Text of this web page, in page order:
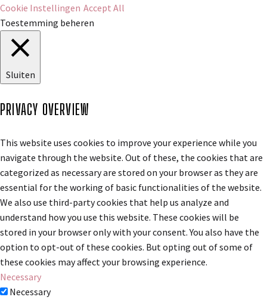
Cookie Instellingen Accept All
Toestemming beheren
Sluiten
PRIVACY OVERVIEW
This website uses cookies to improve your experience while you
navigate through the website. Out of these, the cookies that are
categorized as necessary are stored on your browser as they are
essential for the working of basic functionalities of the website.
We also use third-party cookies that help us analyze and
understand how you use this website. These cookies will be
stored in your browser only with your consent. You also have the
option to opt-out of these cookies. But opting out of some of
these cookies may affect your browsing experience.
Necessary
Necessary